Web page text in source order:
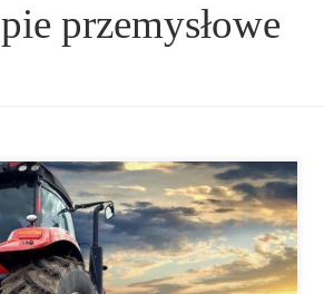
przemysłowe
rolnicy aktualnie protestują i blokują
nie zgadzają się na ukrócenie im